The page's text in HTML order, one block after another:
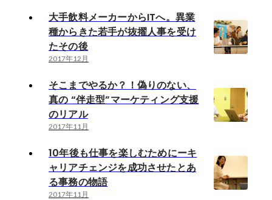
大手飲料メーカーからITへ。異業
種からきた若手が抜擢人事を受け
たその後
2017年12月
そこまでやるか？！偽りのない、
真の “伴走型”マーケティング支援
のリアル
2017年11月
10年後も仕事を楽しむためにーキ
ャリアチェンジを成功させたとあ
る事務の物語
2017年11月